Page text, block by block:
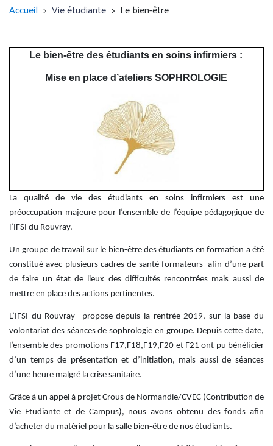
4 rue Paul Eluard
76300 Sotteville-lès-Rouen
02 32 95 18 33
Accueil 24h/24.
Urgence psychiatrique, sans présomption
Centre d’accueil et de soins psychiatriques
Saint Exupéry(CASP)
76000 Rouen
02 35 07 40 40
Accueil du lundi au vendredi, de 9h à 20h.
Accueil Vie étudiante Le bien-être
Le bien-être des étudiants en soins infirmiers :
Mise en place d’ateliers SOPHROLOGIE
La qualité de vie des étudiants en soins infirmiers est une
préoccupation majeure pour l’ensemble de l’équipe pédagogique de
l’IFSI du Rouvray.
Un groupe de travail sur le bien-être des étudiants en formation a été
constitué avec plusieurs cadres de santé formateurs afin d’une part
de faire un état de lieux des difficultés rencontrées mais aussi de
mettre en place des actions pertinentes.
L’IFSI du Rouvray propose depuis la rentrée 2019, sur la base du
volontariat des séances de sophrologie en groupe. Depuis cette date,
l’ensemble des promotions F17,F18,F19,F20 et F21 ont pu bénéficier
d’un temps de présentation et d’initiation, mais aussi de séances
d’une heure malgré la crise sanitaire.
Grâce à un appel à projet Crous de Normandie/CVEC (Contribution de
Vie Etudiante et de Campus), nous avons obtenu des fonds afin
d’acheter du matériel pour la salle bien-être de nos étudiants.